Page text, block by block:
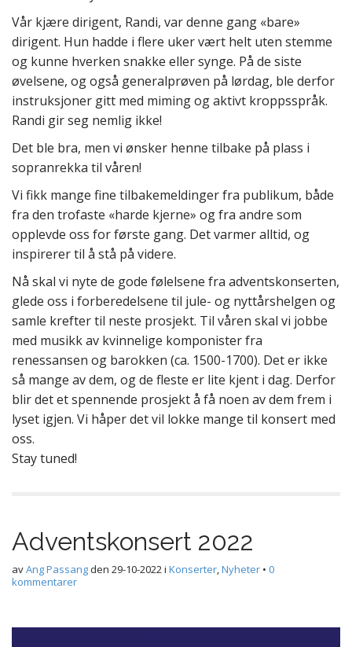
Vår kjære dirigent, Randi, var denne gang «bare»
dirigent. Hun hadde i flere uker vært helt uten stemme
og kunne hverken snakke eller synge. På de siste
øvelsene, og også generalprøven på lørdag, ble derfor
instruksjoner gitt med miming og aktivt kroppsspråk.
Randi gir seg nemlig ikke!
Det ble bra, men vi ønsker henne tilbake på plass i
sopranrekka til våren!
Vi fikk mange fine tilbakemeldinger fra publikum, både
fra den trofaste «harde kjerne» og fra andre som
opplevde oss for første gang. Det varmer alltid, og
inspirerer til å stå på videre.
Nå skal vi nyte de gode følelsene fra adventskonserten,
glede oss i forberedelsene til jule- og nyttårshelgen og
samle krefter til neste prosjekt. Til våren skal vi jobbe
med musikk av kvinnelige komponister fra
renessansen og barokken (ca. 1500-1700). Det er ikke
så mange av dem, og de fleste er lite kjent i dag. Derfor
blir det et spennende prosjekt å få noen av dem frem i
lyset igjen. Vi håper det vil lokke mange til konsert med
oss.
Stay tuned!
Adventskonsert 2022
avAng Passangden 29-10-2022i Konserter,Nyheter • 0
kommentarer